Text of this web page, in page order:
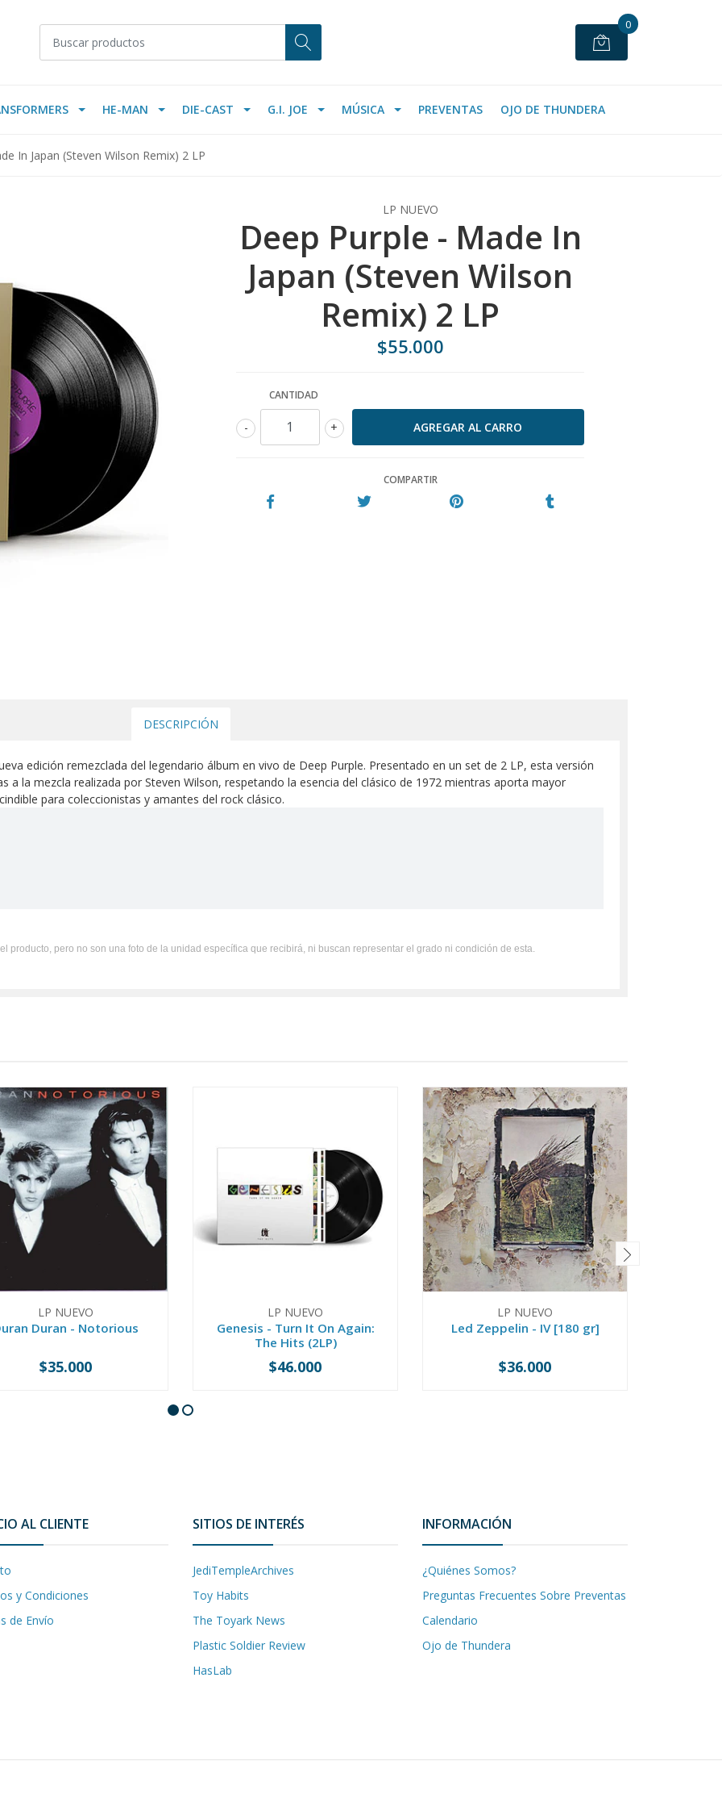
0
HE-MAN DIE-CAST G.I. JOE MÚSICA PREVENTAS OJO DE THUNDERA
In Japan (Steven Wilson Remix) 2 LP
LP NUEVO
Deep Purple - Made In
Japan (Steven Wilson
Remix) 2 LP
$55.000
CANTIDAD
+
-
COMPARTIR
DESCRIPCIÓN
edición remezclada del legendario álbum en vivo de Deep Purple. Presentado en un set de 2 LP, esta versión
a la mezcla realizada por Steven Wilson, respetando la esencia del clásico de 1972 mientras aporta mayor
para coleccionistas y amantes del rock clásico.
producto, pero no son una foto de la unidad específica que recibirá, ni buscan representar el grado ni condición de esta.
LP NUEVO
Duran - Notorious
+
$35.000
LP NUEVO
Genesis - Turn It On Again:
The Hits (2LP)
+
$46.000
LP NUEVO
Led Zeppelin - IV [180 gr]
+
$36.000
AL CLIENTE
y Condiciones
de Envío
SITIOS DE INTERÉS
JediTempleArchives
Toy Habits
The Toyark News
Plastic Soldier Review
HasLab
INFORMACIÓN
¿Quiénes Somos?
Preguntas Frecuentes Sobre Preventas
Calendario
Ojo de Thundera